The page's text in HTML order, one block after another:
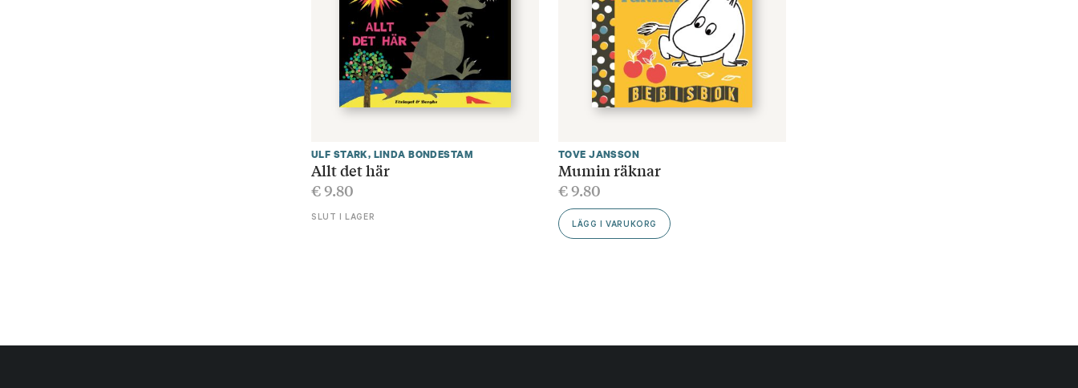
ULF STARK, LINDA BONDESTAM
Allt det här
€9.80
SLUT I LAGER
TOVE JANSSON
Mumin räknar
€9.80
LÄGG I VARUKORG